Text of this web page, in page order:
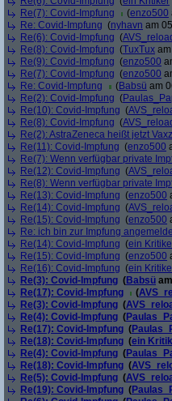
Re(7): Covid-Impfung
(enzo500
Re: Covid-Impfung (nyhavn am
Re(6): Covid-Impfung (
Re(8): Covid-Impfung (TuxTux
Re(9): Covid-Impfung (enzo500
Re(7): Covid-Impfung (enzo500
Re: Covid-Impfung
(Babsü am
Re(2): Covid-Impfung (
Re(10): Covid-Impfung (
Re(8): Covid-Impfung (
Re(2): AstraZeneca heißt jetzt
Re(11): Covid-Impfung (enzo500
Re(7): Wenn verfügbar private
Re(12): Covid-Impfung (
Re(8): Wenn verfügbar private
Re(13): Covid-Impfung (enzo500
Re(14): Covid-Impfung (
Re(15): Covid-Impfung (enzo500
Re: ich bin zur Impfung
Re(14): Covid-Impfung (ein
Re(15): Covid-Impfung (enzo500
Re(16): Covid-Impfung (ein
Re(3): Covid-Impfung (Babsü
Re(17): Covid-Impfung
(
Re(3): Covid-Impfung (
Re(4): Covid-Impfung (
Re(17): Covid-Impfung (
Re(18): Covid-Impfung (ein
Re(4): Covid-Impfung (
Re(18): Covid-Impfung (
Re(5): Covid-Impfung (
Re(19): Covid-Impfung (